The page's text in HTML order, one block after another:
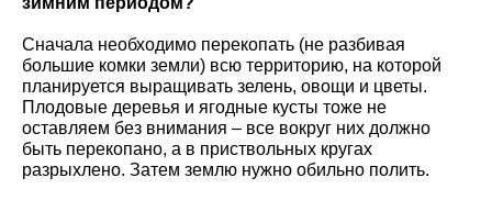
Сначала необходимо перекопать (не разбивая
большие комки земли) всю территорию, на которой
планируется выращивать зелень, овощи и цветы.
Плодовые деревья и ягодные кусты тоже не
оставляем без внимания – все вокруг них должно
быть перекопано, а в приствольных кругах
разрыхлено. Затем землю нужно обильно полить.